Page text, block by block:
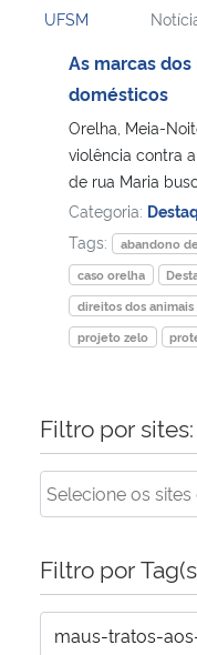
Ministério da Cidadania
Ministério de Minas e Energia
Ministério da Ciência,
Ministério do Meio Ambiente
Ministério do Turismo
Controladoria-Geral da União
Ministério da Mulher, da
UFSM
As marcas
domésticos
Orelha, Meia-
violência contra
de rua Maria
Categoria:
Tags:
abandono
caso orelha
direitos dos animais
projeto zelo
Filtro por sites:
Filtro por